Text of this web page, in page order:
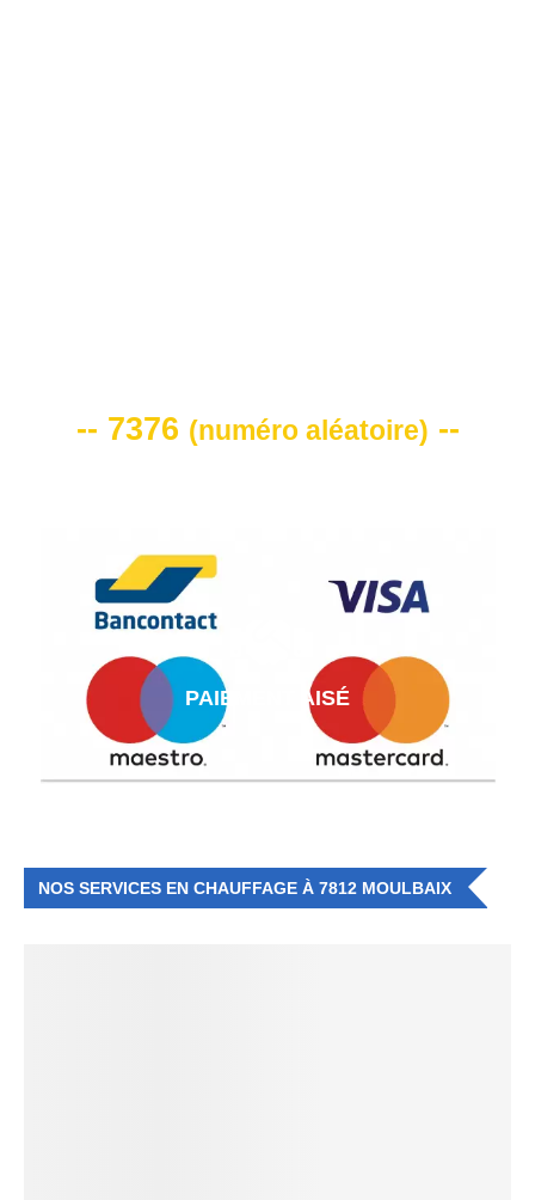
-- 7376 (numéro aléatoire) --
PAIEMENT AISÉ
NOS SERVICES EN CHAUFFAGE À 7812 MOULBAIX